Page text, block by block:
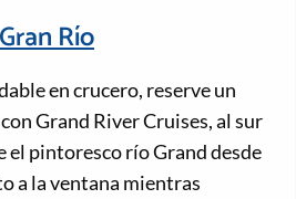
Río
en crucero, reserve un
Grand River Cruises, al sur
pintoresco río Grand desde
a la ventana mientras